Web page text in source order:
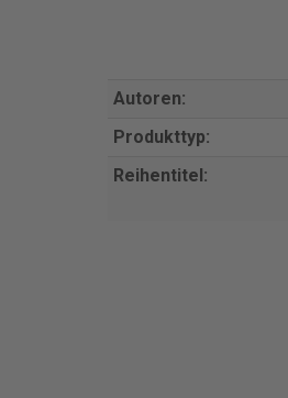
Autoren:
Produkttyp:
Reihentitel: